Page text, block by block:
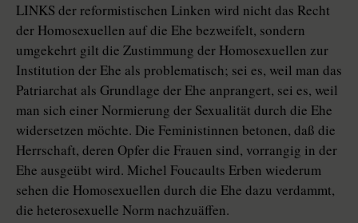
LINKS der reformistischen Linken wird nicht das Recht
der Homosexuellen auf die Ehe bezweifelt, sondern
umgekehrt gilt die Zustimmung der Homosexuellen zur
Institution der Ehe als problematisch; sei es, weil man das
Patriarchat als Grundlage der Ehe anprangert, sei es, weil
man sich einer Normierung der Sexualität durch die Ehe
widersetzen möchte. Die Feministinnen betonen, daß die
Herrschaft, deren Opfer die Frauen sind, vorrangig in der
Ehe ausgeübt wird. Michel Foucaults Erben wiederum
sehen die Homosexuellen durch die Ehe dazu verdammt,
die heterosexuelle Norm nachzuäffen.